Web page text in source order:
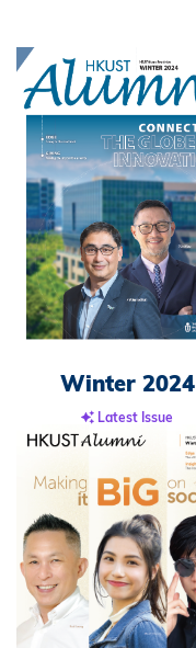
Winter 2024
Latest Issue